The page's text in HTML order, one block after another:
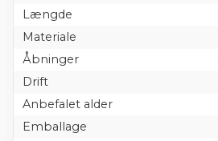
Længde
Materiale
Åbninger
Drift
Anbefalet alder
Emballage